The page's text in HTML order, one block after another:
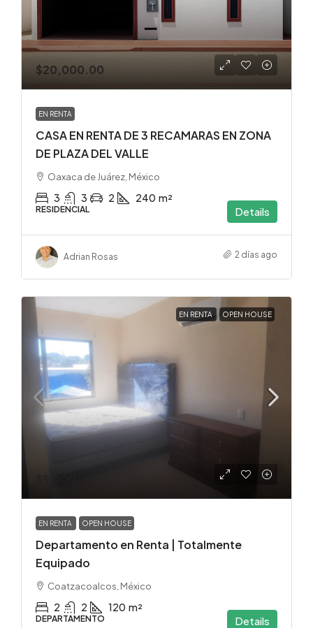
$20,000.00
EN RENTA
CASA EN RENTA DE 3 RECAMARAS EN ZONA
DE PLAZA DEL VALLE
Oaxaca de Juárez, México
3 3 2 240 m²
RESIDENCIAL Details
Adrian Rosas 2 días ago
EN RENTA OPEN HOUSE
EN RENTA OPEN HOUSE
Departamento en Renta | Totalmente
Equipado
Coatzacoalcos, México
2 2 120 m²
DEPARTAMENTO Details